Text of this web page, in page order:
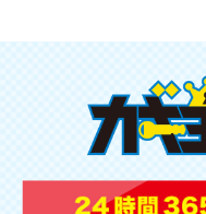
鍵の解錠と開錠の違
ついても
2020.05.27